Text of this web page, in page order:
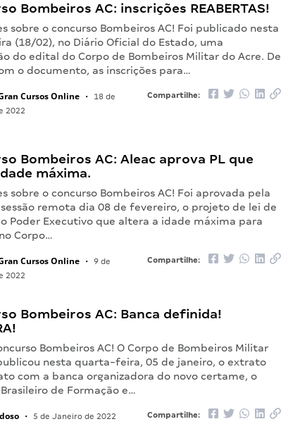
Bombeiros AC: inscrições REABERTAS!
sobre o concurso Bombeiros AC! Foi publicado nesta
(18/02), no Diário Oficial do Estado, uma
do edital do Corpo de Bombeiros Militar do Acre. De
o documento, as inscrições para…
Cursos Online •
18 de
2022
Compartilhe:
Bombeiros AC: Aleac aprova PL que
máxima.
sobre o concurso Bombeiros AC! Foi aprovada pela
remota dia 08 de fevereiro, o projeto de lei de
Poder Executivo que altera a idade máxima para
Corpo…
Cursos Online •
9 de
2022
Compartilhe:
Bombeiros AC: Banca definida!
Bombeiros AC! O Corpo de Bombeiros Militar
nesta quarta-feira, 05 de janeiro, o extrato
com a banca organizadora do novo certame, o
de Formação e…
• 5 de Janeiro de 2022 Compartilhe: